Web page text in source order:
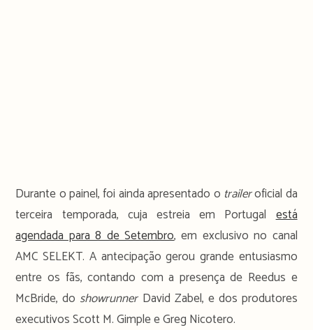
Durante o painel, foi ainda apresentado o traileroficial da
terceira temporada, cuja estreia em Portugalestá
agendada para 8 de Setembro, em exclusivo no canal
AMC SELEKT. A antecipação gerou grande entusiasmo
entre os fãs, contando com a presença de Reedus e
McBride, do showrunner David Zabel, e dos produtores
executivos Scott M. Gimple e Greg Nicotero.